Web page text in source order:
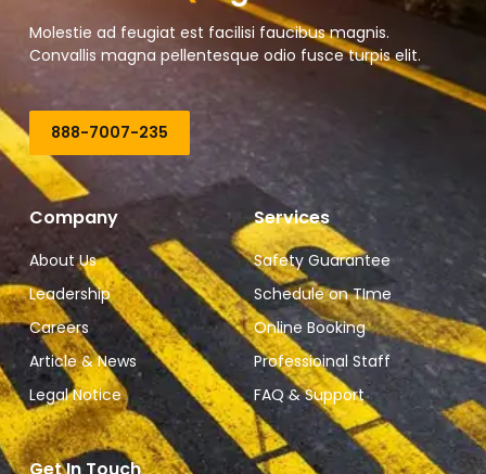
Molestie ad feugiat est facilisi faucibus magnis.
Convallis magna pellentesque odio fusce turpis elit.
888-7007-235
Company
About Us
Leadership
Careers
Article & News
Legal Notice
Services
Safety Guarantee
Schedule on TIme
Online Booking
Professioinal Staff
FAQ & Support
Get In Touch